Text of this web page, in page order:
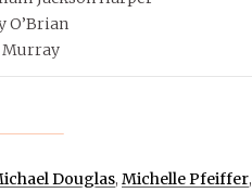
O’Brian
Douglas, Michelle Pfeiffer,